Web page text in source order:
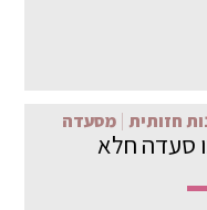
חזותית מסעדה
סעדה חלא